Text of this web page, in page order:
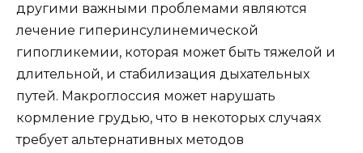
другими важными проблемами являются
лечение гиперинсулинемической
гипогликемии, которая может быть тяжелой и
длительной, и стабилизация дыхательных
путей. Макроглоссия может нарушать
кормление грудью, что в некоторых случаях
требует альтернативных методов